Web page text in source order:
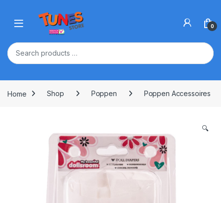
Open 0
Home Shop Poppen Poppen Accessoires
🔍